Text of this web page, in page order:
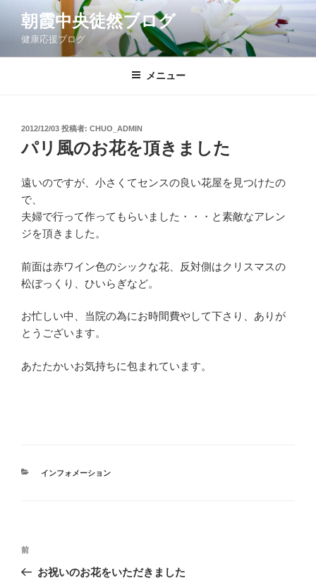
ン
朝霞中央徒然ブログ
健康応援ブログ
メニュー
投
日:
2012/12/03 投稿者: CHUO_ADMIN
パリ風のお花を頂きました
遠いのですが、小さくてセンスの良い花屋を見つけたの
で、
夫婦で行って作ってもらいました・・・と素敵なアレン
ジを頂きました。
前面は赤ワイン色のシックな花、反対側はクリスマスの
松ぼっくり、ひいらぎなど。
お忙しい中、当院の為にお時間費やして下さり、ありが
とうございます。
あたたかいお気持ちに包まれています。
カ
インフォメーション
投
前
の
前
お祝いのお花をいただきました